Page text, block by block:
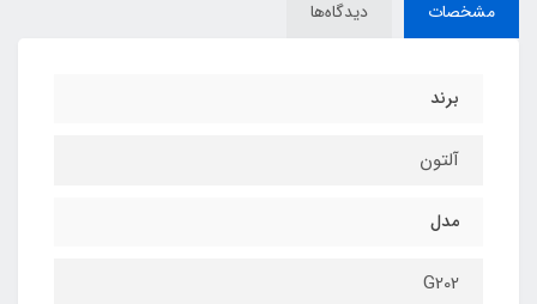
مشخصات دیدگاه‌ها
برند
آلتون
مدل
G202